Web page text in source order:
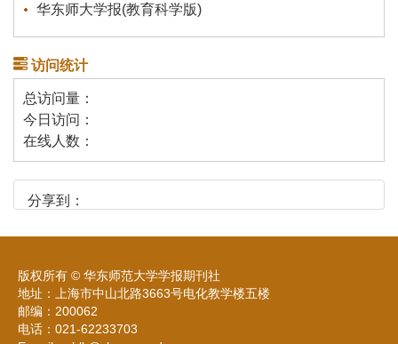
华东师大学报(教育科学版)
访问统计
总访问量：
今日访问：
在线人数：
分享到：
版权所有 © 华东师范大学学报期刊社
地址：上海市中山北路3663号电化教学楼五楼
邮编：200062
电话：021-62233703